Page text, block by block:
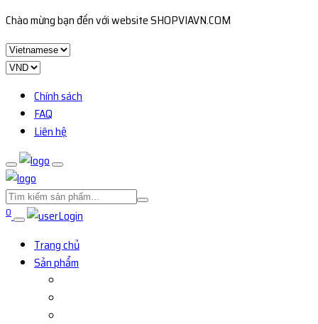
Chào mừng bạn đến với website SHOPVIAVN.COM
Chính sách
FAQ
Liên hệ
0
Login
Trang chủ
Sản phẩm